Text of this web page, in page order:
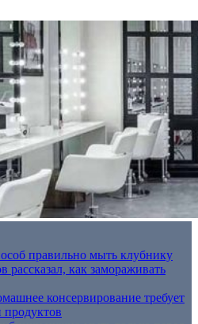
правильно мыть клубнику
как замораживать
консервирование требует
продуктов